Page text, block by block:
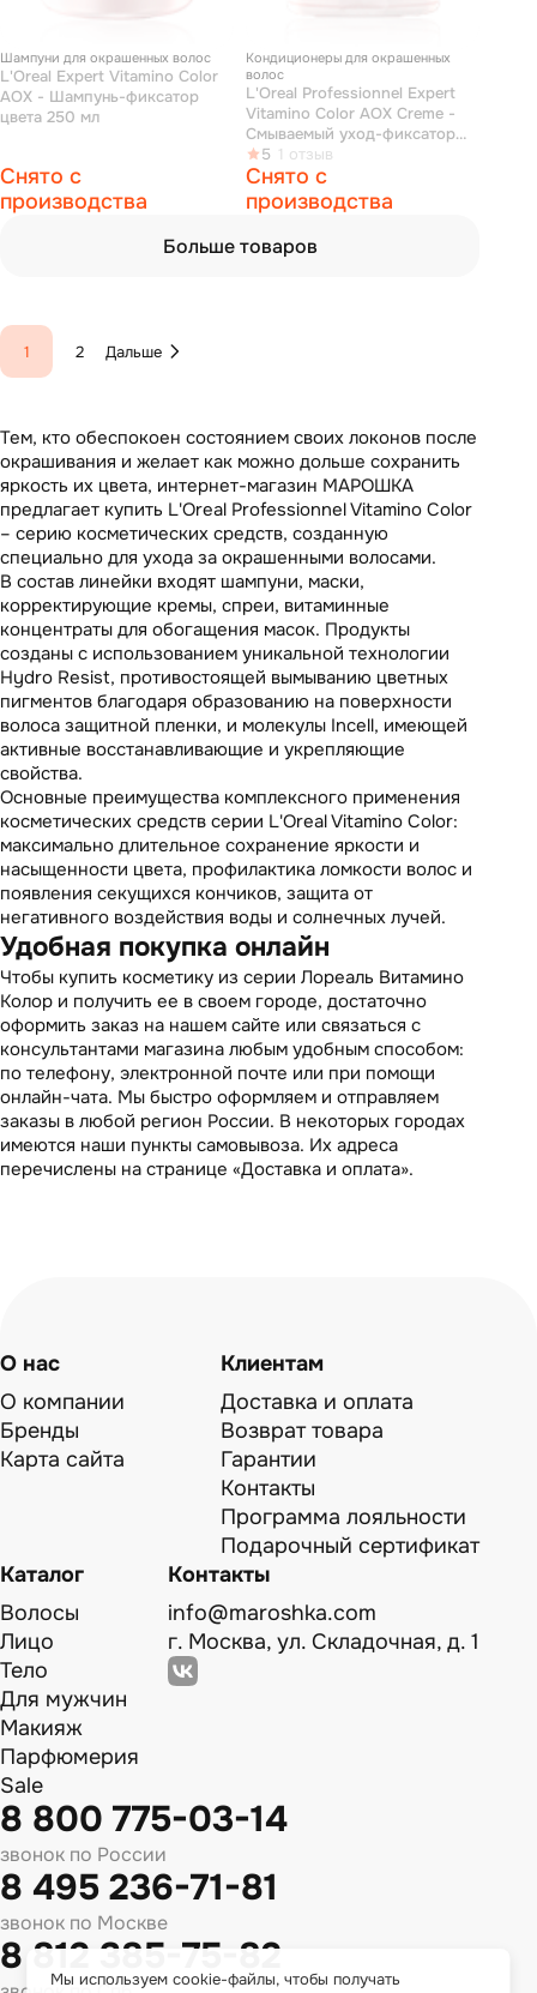
Шампуни для окрашенных волос
L'Oreal Expert Vitamino Color
AOX - Шампунь-фиксатор
цвета 250 мл
Снято с
производства
Кондиционеры для окрашенных
волос
L'Oreal Professionnel Expert
Vitamino Color AOX Creme -
Смываемый уход-фиксатор
цвета 150 мл
5 1 отзыв
Снято с
производства
Больше товаров
1 2 Дальше
Тем, кто обеспокоен состоянием своих локонов после
окрашивания и желает как можно дольше сохранить
яркость их цвета, интернет-магазин МАРОШКА
предлагает купить L'Oreal Professionnel Vitamino Color
– серию косметических средств, созданную
специально для ухода за окрашенными волосами.
В состав линейки входят шампуни, маски,
корректирующие кремы, спреи, витаминные
концентраты для обогащения масок. Продукты
созданы с использованием уникальной технологии
Hydro Resist, противостоящей вымыванию цветных
пигментов благодаря образованию на поверхности
волоса защитной пленки, и молекулы Incell, имеющей
активные восстанавливающие и укрепляющие
свойства.
Основные преимущества комплексного применения
косметических средств серии L'Oreal Vitamino Color:
максимально длительное сохранение яркости и
насыщенности цвета, профилактика ломкости волос и
появления секущихся кончиков, защита от
негативного воздействия воды и солнечных лучей.
Удобная покупка онлайн
Чтобы купить косметику из серии Лореаль Витамино
Колор и получить ее в своем городе, достаточно
оформить заказ на нашем сайте или связаться с
консультантами магазина любым удобным способом:
по телефону, электронной почте или при помощи
онлайн-чата. Мы быстро оформляем и отправляем
заказы в любой регион России. В некоторых городах
имеются наши пункты самовывоза. Их адреса
перечислены на странице «Доставка и оплата».
О нас
О компании
Бренды
Карта сайта
Клиентам
Доставка и оплата
Возврат товара
Гарантии
Контакты
Программа лояльности
Подарочный сертификат
Каталог
Волосы
Лицо
Тело
Для мужчин
Макияж
Парфюмерия
Sale
Контакты
info@maroshka.com
г. Москва, ул. Складочная, д. 1
8 800 775-03-14
звонок по России
8 495 236-71-81
звонок по Москве
8 812 385-75-82
Мы используем cookie-файлы, чтобы получать